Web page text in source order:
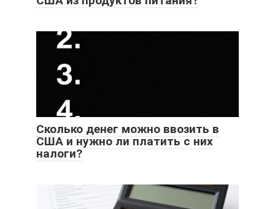
Сколько денег можно ввозить в
США и нужно ли платить с них
налоги?